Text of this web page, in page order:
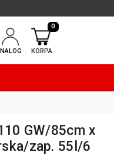
NALOG KORPA
0
GW/85cm x
zap. 55l/6